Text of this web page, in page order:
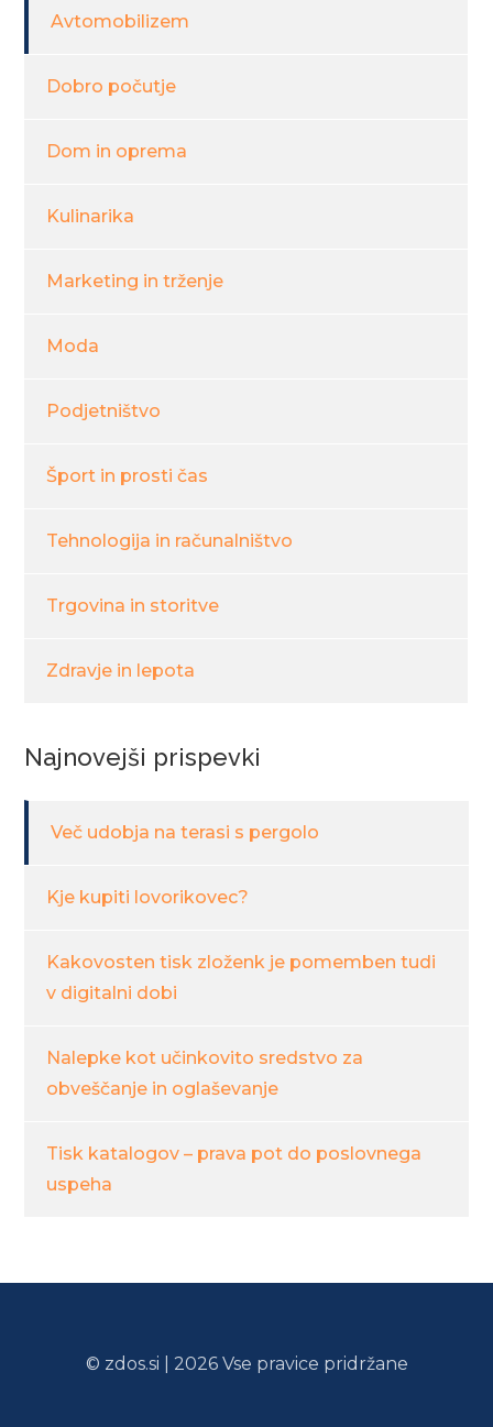
Avtomobilizem
Dobro počutje
Dom in oprema
Kulinarika
Marketing in trženje
Moda
Podjetništvo
Šport in prosti čas
Tehnologija in računalništvo
Trgovina in storitve
Zdravje in lepota
Najnovejši prispevki
Več udobja na terasi s pergolo
Kje kupiti lovorikovec?
Kakovosten tisk zloženk je pomemben tudi
v digitalni dobi
Nalepke kot učinkovito sredstvo za
obveščanje in oglaševanje
Tisk katalogov – prava pot do poslovnega
uspeha
© zdos.si | 2026 Vse pravice pridržane